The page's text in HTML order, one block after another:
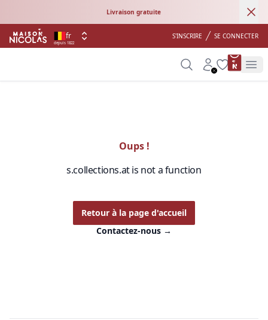
Livraison gratuite
depuis 1822
fr S'INSCRIRE SE CONNECTER
SearchAccount
Wishlist
Oups !
s.collections.at is not a function
Retour à la page d'accueil
Contactez-nous →